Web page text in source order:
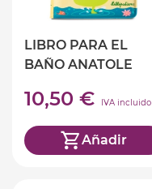
LIBRO PARA EL
BAÑO ANATOLE
10,50 € IVA incluido
Añadir